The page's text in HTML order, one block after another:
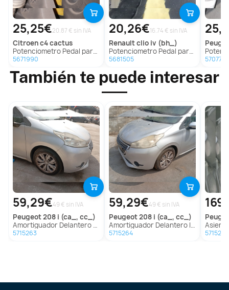
25,25€20.87 € sin IVA
citroenc4 cactus
Potenciometro Pedal para Citroën C4 Cactus
5671990
20,26€16.74 € sin IVA
renaultclio iv (bh_)
Potenciometro Pedal para Renault Clio Iv (Bh_)
5681505 5707737
También te puede interesar
59,29€49 € sin IVA
peugeot208 i (ca_, cc_)
Amortiguador Delantero Derecho para Peugeot 208 I (Ca_, Cc_)
5715263
59,29€49 € sin IVA
peugeot208 i (ca_, cc_)
Amortiguador Delantero Izquierdo para Peugeot 208 I (Ca_, Cc_)
5715264
Asiento
5715269